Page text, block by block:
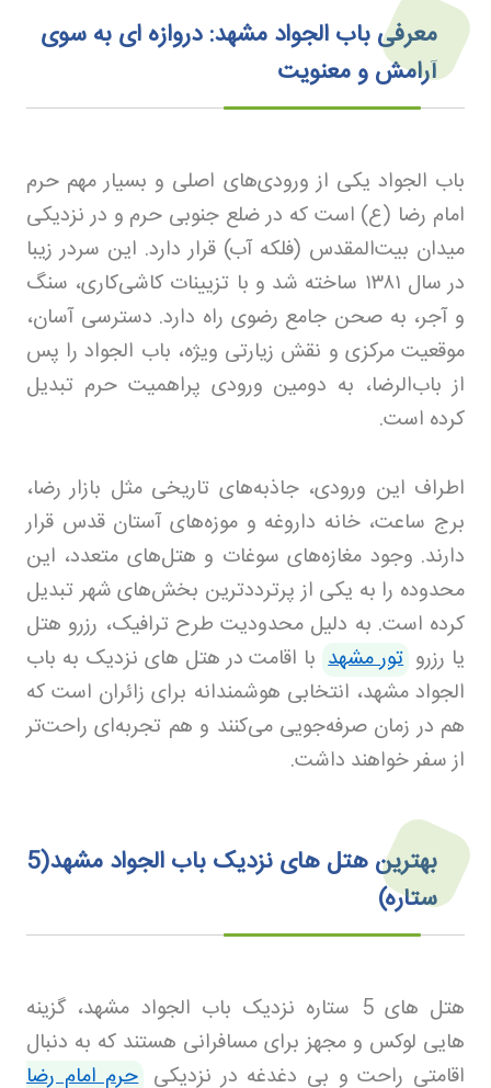
معرفی باب الجواد مشهد: دروازه ای به سوی
آرامش و معنویت
باب الجواد یکی از ورودی‌های اصلی و بسیار مهم حرم
امام رضا (ع) است که در ضلع جنوبی حرم و در نزدیکی
میدان بیت‌المقدس (فلکه آب) قرار دارد. این سردر زیبا
در سال ۱۳۸۱ ساخته شد و با تزیینات کاشی‌کاری، سنگ
و آجر، به صحن جامع رضوی راه دارد. دسترسی آسان،
موقعیت مرکزی و نقش زیارتی ویژه، باب الجواد را پس
از باب‌الرضا، به دومین ورودی پراهمیت حرم تبدیل
کرده است.
اطراف این ورودی، جاذبه‌های تاریخی مثل بازار رضا،
برج ساعت، خانه داروغه و موزه‌های آستان قدس قرار
دارند. وجود مغازه‌های سوغات و هتل‌های متعدد، این
محدوده را به یکی از پرترددترین بخش‌های شهر تبدیل
کرده است. به دلیل محدودیت طرح ترافیک، رزرو هتل
یا رزرو تور مشهد با اقامت در هتل های نزدیک به باب
الجواد مشهد، انتخابی هوشمندانه برای زائران است که
هم در زمان صرفه‌جویی می‌کنند و هم تجربه‌ای راحت‌تر
از سفر خواهند داشت.
بهترین هتل های نزدیک باب الجواد مشهد(5
ستاره)
هتل های 5 ستاره نزدیک باب الجواد مشهد، گزینه
هایی لوکس و مجهز برای مسافرانی هستند که به دنبال
اقامتی راحت و بی دغدغه در نزدیکی حرم امام رضا